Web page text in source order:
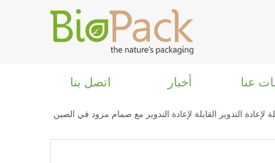
عنا أخبار اتصل بنا
التدوير القابلة لإعادة التدوير مع صمام مزود في الصين